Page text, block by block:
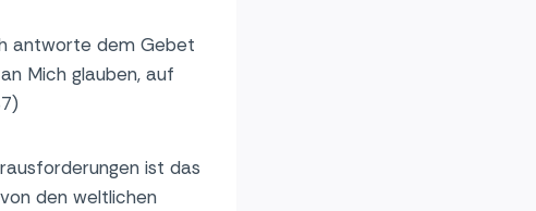
antworte dem Gebet
Mich glauben, auf
ist das
den weltlichen